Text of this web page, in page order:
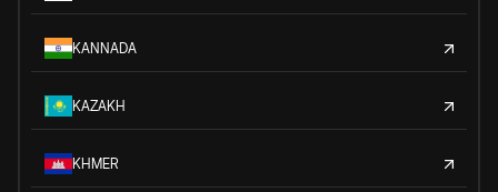
KANNADA
KAZAKH
KHMER